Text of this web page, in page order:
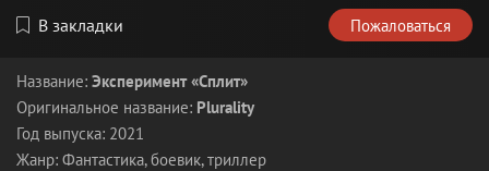
В закладки Пожаловаться
Название: Эксперимент «Сплит»
Оригинальное название: Plurality
Год выпуска: 2021
Жанр: Фантастика, боевик, триллер